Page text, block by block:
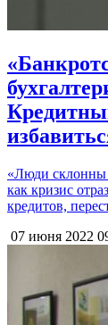
«Люди склонны
как кризис
кредитов,
07 июня 2022